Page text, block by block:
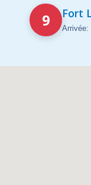
9 Fort
Arrivée: